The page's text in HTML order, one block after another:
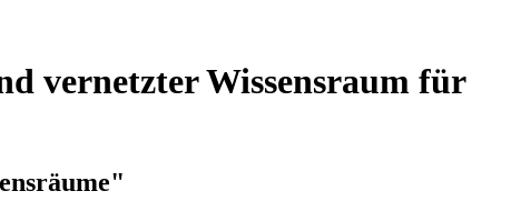
vernetzter Wissensraum für